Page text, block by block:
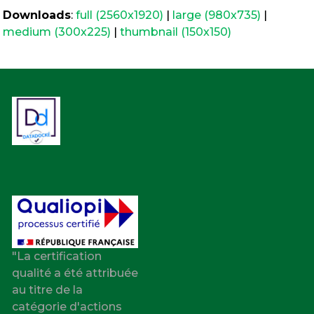
Downloads:full (2560x1920) | large (980x735) |
medium (300x225) |thumbnail (150x150)
"La certification
qualité a été attribuée
au titre de la
catégorie d'actions